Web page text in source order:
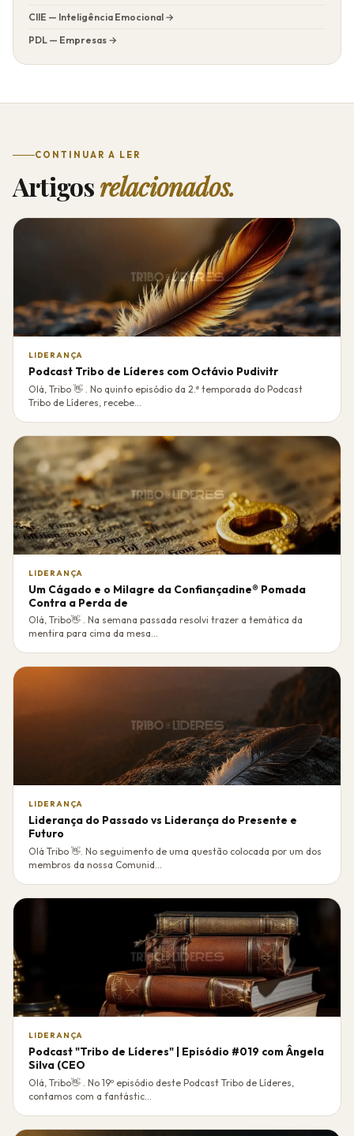
CIIE — Inteligência Emocional →
PDL — Empresas →
CONTINUAR A LER
Artigosrelacionados.
LIDERANÇA
Podcast Tribo de Líderes com Octávio Pudivitr
Olá, Tribo 👋 . No quinto episódio da 2.ª temporada do Podcast
Tribo de Líderes, recebe...
LIDERANÇA
Um Cágado e o Milagre da Confiançadine® Pomada
Contra a Perda de
Olá, Tribo👋 . Na semana passada resolvi trazer a temática da
mentira para cima da mesa...
LIDERANÇA
Liderança do Passado vs Liderança do Presente e
Futuro
Olá Tribo 👋. No seguimento de uma questão colocada por um dos
membros da nossa Comunid...
LIDERANÇA
Podcast "Tribo de Líderes" | Episódio #019 com Ângela
Silva (CEO
Olá, Tribo👋 . No 19º episódio deste Podcast Tribo de Líderes,
contamos com a fantástic...